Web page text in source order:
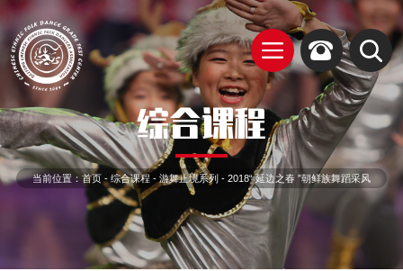
综合课程
当前位置： 首页 - 综合课程 - 游舞止境系列 - 2018“ 延边之春 ”朝鲜族舞蹈采风